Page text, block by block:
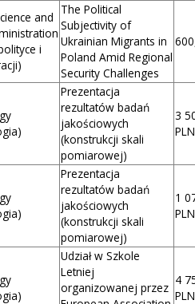
and
i
The Political
Subjectivity of
Ukrainian Migrants in
Poland Amid Regional
Security Challenges
Prezentacja
rezultatów badań
jakościowych
(konstrukcji skali
pomiarowej)
3
PLN
Prezentacja
rezultatów badań
jakościowych
(konstrukcji skali
pomiarowej)
1
PLN
Udział w Szkole
Letniej
organizowanej przez
4
PLN